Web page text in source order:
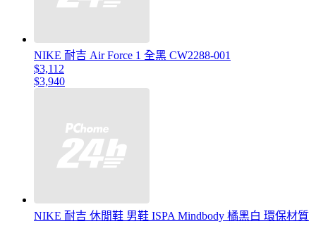
NIKE 耐吉 Air Force 1 全黑 CW2288-001
$3,112
$3,940
NIKE 耐吉 休閒鞋 男鞋 ISPA Mindbody 橘黑白 環保材質